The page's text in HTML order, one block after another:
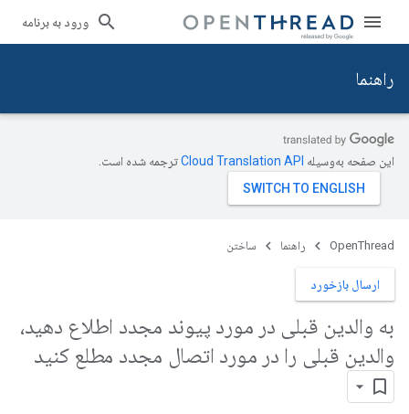
ورود به برنامه
راهنما
این صفحه به‌وسیله ترجمه شده است.
OpenThread راهنما ساختن
ارسال بازخورد
به والدین قبلی در مورد پیوند مجدد اطلاع دهید،
والدین قبلی را در مورد اتصال مجدد مطلع کنید